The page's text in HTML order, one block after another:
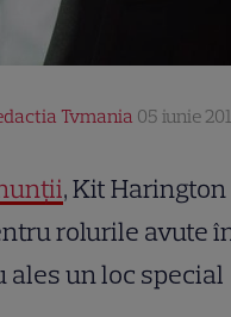
Tvmania 05 iunie
, Kit Harington
rolurile avute
ales un loc special